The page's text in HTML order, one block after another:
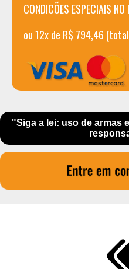
CONDICÕES ESPECIAIS NO
ou 12x de R$ 794,46
"Siga a lei: uso de armas